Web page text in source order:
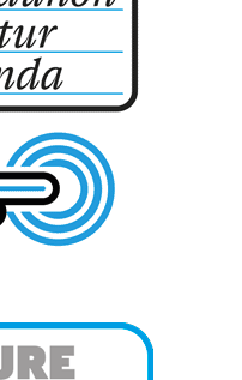
zure lehentasunak
edo ken dezakezu
eta hirugarrenen cookie-
eta
teknologiaz
gero, teknologia hori
diguzu.